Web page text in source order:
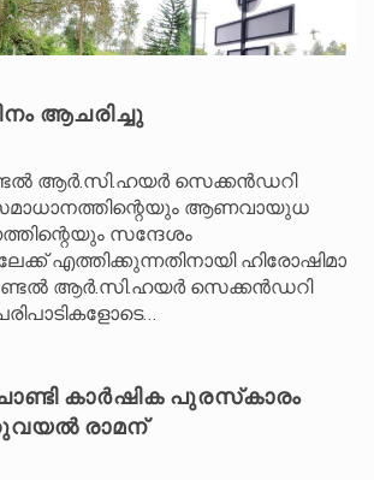
ആചരിച്ചു
ആർ.സി.ഹയർ സെക്കൻഡറി
ആണവായുധ
സന്ദേശം
എത്തിക്കുന്നതിനായി ഹിരോഷിമാ
ആർ.സി.ഹയർ സെക്കൻഡറി
കാർഷിക പുരസ്‌കാരം
രാമന്